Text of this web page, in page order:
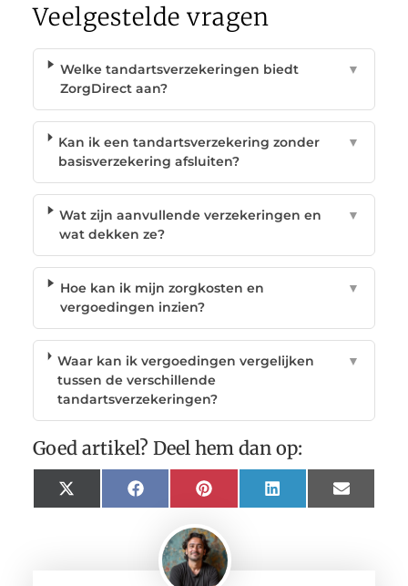
Veelgestelde vragen
Welke tandartsverzekeringen biedt
ZorgDirect aan?
▼
Kan ik een tandartsverzekering zonder
basisverzekering afsluiten?
▼
Wat zijn aanvullende verzekeringen en
wat dekken ze?
▼
Hoe kan ik mijn zorgkosten en
vergoedingen inzien?
▼
Waar kan ik vergoedingen vergelijken
tussen de verschillende
tandartsverzekeringen?
▼
Goed artikel? Deel hem dan op:
X
(Twitter)
FacebookPinterest LinkedIn Email